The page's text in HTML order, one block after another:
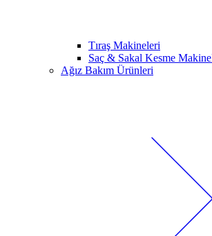
Tıraş Makineleri
Saç & Sakal Kesme
Ağız Bakım Ürünleri